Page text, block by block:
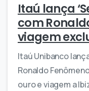
Itaú lança
com
viagem
Itaú Unibanco
Ronaldo
ouro e viagem a